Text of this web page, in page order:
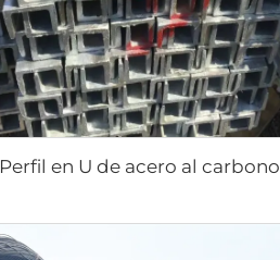
Perfil en U de acero al carbono